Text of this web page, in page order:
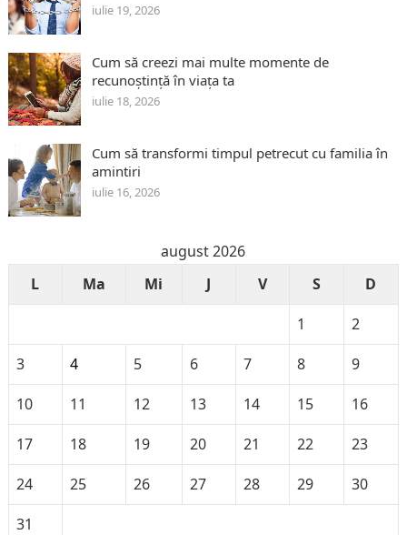
iulie 19, 2026
Cum să creezi mai multe momente de
recunoștință în viața ta
iulie 18, 2026
Cum să transformi timpul petrecut cu familia în
amintiri
iulie 16, 2026
august 2026
L
Ma Mi J V S
D
1
2
3
4 5 6 7 8
9
10
11 12 13 14 15
16
17
18 19 20 21 22
23
24
25 26 27 28 29
30
31